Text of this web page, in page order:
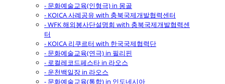
- 문화예술교육(인형극) in 몽골
- KOICA 사례공유 with 충북국제개발협력센터
- WFK 해외봉사단설명회 with 충북국제개발협력센
터
- KOICA 리쿠르터 with 한국국제협력단
- 문화예술교육(연극) in 필리핀
- 로컬레코드페스타 in 라오스
- 운천백일장 in 라오스
- 문화예술교육(통합) in 인도네시아